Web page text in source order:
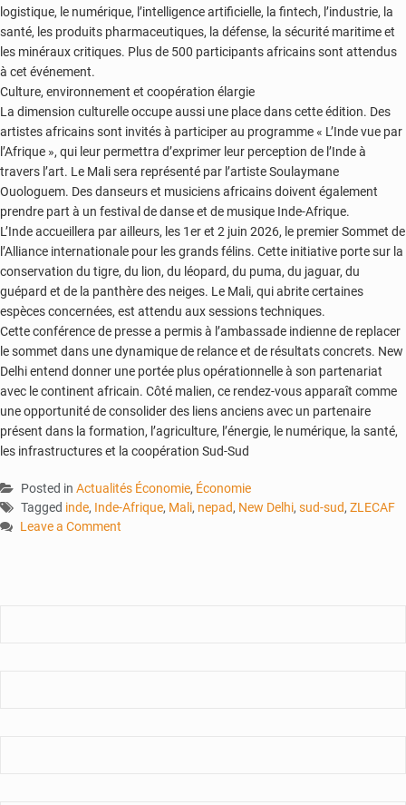
logistique, le numérique, l’intelligence artificielle, la fintech, l’industrie, la
santé, les produits pharmaceutiques, la défense, la sécurité maritime et
les minéraux critiques. Plus de 500 participants africains sont attendus
à cet événement.
Culture, environnement et coopération élargie
La dimension culturelle occupe aussi une place dans cette édition. Des
artistes africains sont invités à participer au programme « L’Inde vue par
l’Afrique », qui leur permettra d’exprimer leur perception de l’Inde à
travers l’art. Le Mali sera représenté par l’artiste Soulaymane
Ouologuem. Des danseurs et musiciens africains doivent également
prendre part à un festival de danse et de musique Inde-Afrique.
L’Inde accueillera par ailleurs, les 1er et 2 juin 2026, le premier Sommet de
l’Alliance internationale pour les grands félins. Cette initiative porte sur la
conservation du tigre, du lion, du léopard, du puma, du jaguar, du
guépard et de la panthère des neiges. Le Mali, qui abrite certaines
espèces concernées, est attendu aux sessions techniques.
Cette conférence de presse a permis à l’ambassade indienne de replacer
le sommet dans une dynamique de relance et de résultats concrets. New
Delhi entend donner une portée plus opérationnelle à son partenariat
avec le continent africain. Côté malien, ce rendez-vous apparaît comme
une opportunité de consolider des liens anciens avec un partenaire
présent dans la formation, l’agriculture, l’énergie, le numérique, la santé,
les infrastructures et la coopération Sud-Sud
Posted in Actualités Économie, Économie
Tagged inde, Inde-Afrique, Mali, nepad, New Delhi, sud-sud, ZLECAF
Leave a Comment